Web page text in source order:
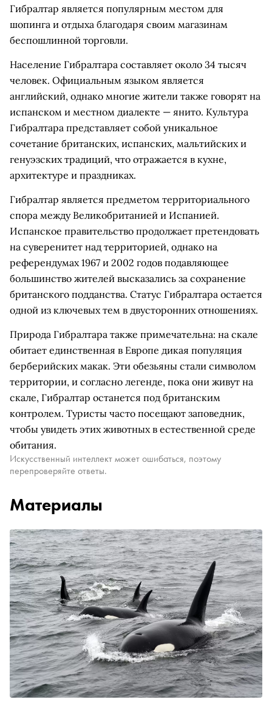
Гибралтар является популярным местом для
шопинга и отдыха благодаря своим магазинам
беспошлинной торговли.
Население Гибралтара составляет около 34 тысяч
человек. Официальным языком является
английский, однако многие жители также говорят на
испанском и местном диалекте — янито. Культура
Гибралтара представляет собой уникальное
сочетание британских, испанских, мальтийских и
генуэзских традиций, что отражается в кухне,
архитектуре и праздниках.
Гибралтар является предметом территориального
спора между Великобританией и Испанией.
Испанское правительство продолжает претендовать
на суверенитет над территорией, однако на
референдумах 1967 и 2002 годов подавляющее
большинство жителей высказались за сохранение
британского подданства. Статус Гибралтара остается
одной из ключевых тем в двусторонних отношениях.
Природа Гибралтара также примечательна: на скале
обитает единственная в Европе дикая популяция
берберийских макак. Эти обезьяны стали символом
территории, и согласно легенде, пока они живут на
скале, Гибралтар останется под британским
контролем. Туристы часто посещают заповедник,
чтобы увидеть этих животных в естественной среде
обитания.
Искусственный интеллект может ошибаться, поэтому
перепроверяйте ответы.
Материалы